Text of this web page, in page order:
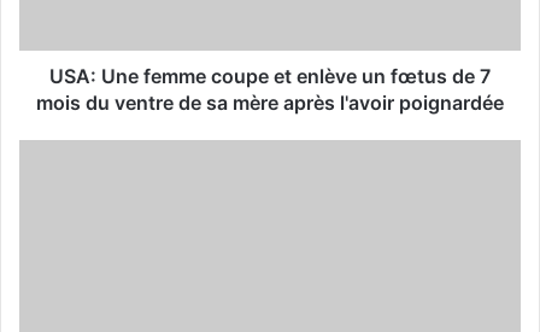
USA: Une femme coupe et enlève un fœtus de 7
mois du ventre de sa mère après l'avoir poignardée